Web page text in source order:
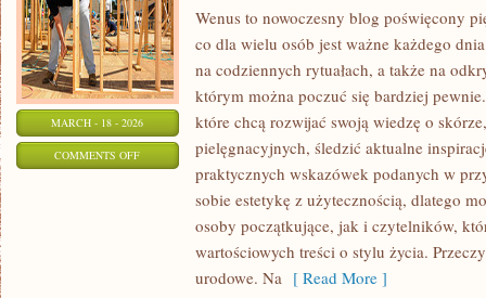
MARCH - 18 - 2026
COMMENTS OFFON
INSPIRACJE
Wenus to nowoczesny blog poświęcony
co dla wielu osób jest ważne każdego
na codziennych rytuałach, a także na
którym można poczuć się bardziej
które chcą rozwijać swoją wiedzę o
pielęgnacyjnych, śledzić aktualne
praktycznych wskazówek podanych w
sobie estetykę z użytecznością, dlatego
osoby początkujące, jak i czytelników,
wartościowych treści o stylu życia.
urodowe. Na [ Read More ]